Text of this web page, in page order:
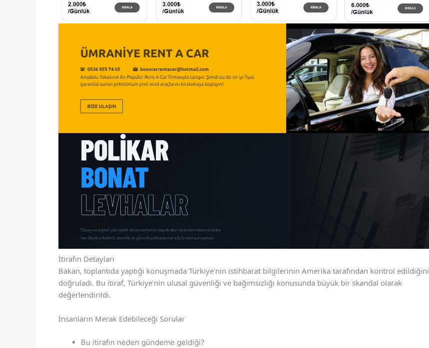
İtirafın Detayları
Bakan, toplantıda yaptığı konuşmada Türkiye’nin istihbarat bilgilerinin Amerika tarafından kontrol edildiğini
doğruladı. Bu itiraf, Türkiye’nin ulusal güvenliği ve bağımsızlığı konusunda büyük bir skandal olarak
değerlendirildi.
İnsanların Merak Edebileceği Sorular
Bu itirafın neden gündeme geldiği?